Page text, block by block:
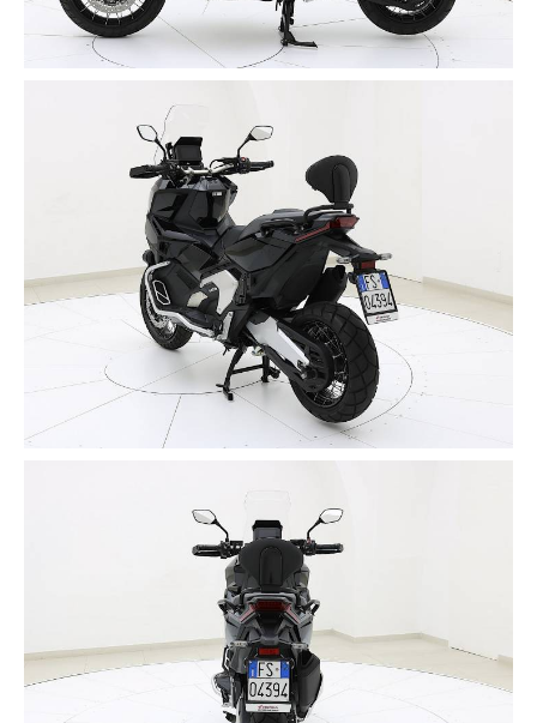
Velocità Massima: 160 Km/h
Emissioni di Co2: 85 g/km
Frizione: Multidisco doppia a bagno d'olio
Trasmissione DCT a 6 Rapporti
Avviamento: Elettrico
Olio: 10W30 MA (MC OIL - 1L) 3,4 Litri
Capacità Serbatoio: 13,2 Litri
Combustibile: Benzina
Consumo 27,8 KM/L
✔️ CICLISTICA
Freno Anteriore: 296 mm
Freno Posteriore: 240 mm
Pneumatico Anteriore: 120/70-17M/C (58H)
Pneumatico Posteriore: 160/60-15M/C (67H)
Sospensione Anteriore: Forcella Rovesciata da 41 mm
Sospensione Posteriore: Monoammortizzatore con
Pro-Link da 150 mm
✔️ Il modello garantisce inoltre la possibilità di cambio